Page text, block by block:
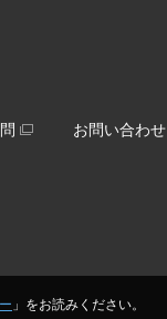
」をお読みください。
お問い合わせ